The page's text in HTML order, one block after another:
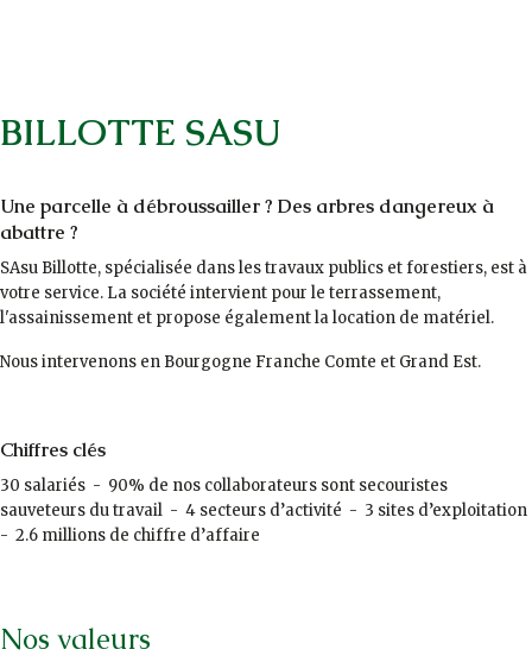
BILLOTTE SASU
Une parcelle à débroussailler ? Des arbres dangereux à
abattre ?
SAsu Billotte, spécialisée dans les travaux publics et forestiers, est à
votre service. La société intervient pour le terrassement,
l'assainissement et propose également la location de matériel.
Nous intervenons en Bourgogne Franche Comte et Grand Est.
Chiffres clés
30 salariés - 90% de nos collaborateurs sont secouristes
sauveteurs du travail - 4 secteurs d’activité - 3 sites d’exploitation
- 2.6 millions de chiffre d’affaire
Nos valeurs